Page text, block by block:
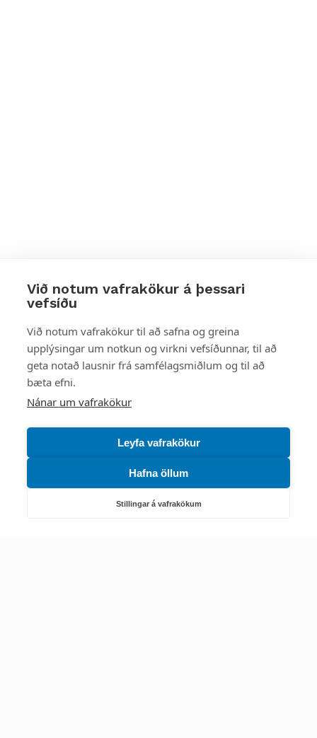
Við notum vafrakökur á þessari
vefsíðu
Við notum vafrakökur til að safna og greina
upplýsingar um notkun og virkni vefsíðunnar, til að
geta notað lausnir frá samfélagsmiðlum og til að
bæta efni.
Nánar um vafrakökur
Leyfa vafrakökur
Hafna öllum
Stillingar á vafrakökum
Styttu þér leið
Mest skoðað
Starfsstöðvar
Náttúruverndarstofnun
Veiðimál, friðlýst svæði, landvarsla og náttúruvernd